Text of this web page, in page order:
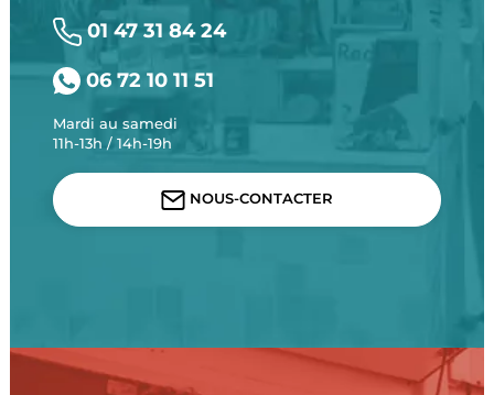
01 47 31 84 24
06 72 10 11 51
Mardi au samedi
11h-13h / 14h-19h
NOUS-CONTACTER